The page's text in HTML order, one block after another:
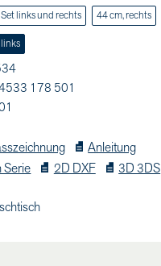
links und rechts 44 cm, rechts
178 501
Anleitung
Serie
2D DXF 3D 3DS